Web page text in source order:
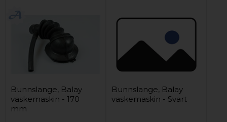
Bunnslange, Balay
vaskemaskin - 170
mm
Bunnslange, Balay
vaskemaskin - Svart